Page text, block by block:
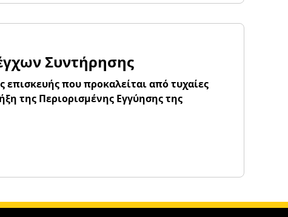
Συντήρησης
που προκαλείται από τυχαίες
της Περιορισμένης Εγγύησης της